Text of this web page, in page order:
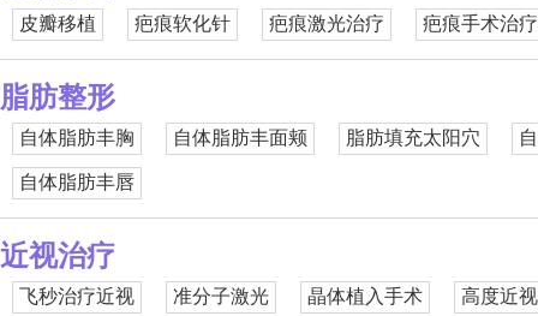
皮瓣移植 疤痕软化针 疤痕激光治疗 疤痕手术治疗
脂肪整形
自体脂肪丰胸 自体脂肪丰面颊 脂肪填充太阳穴
自体脂肪丰唇
近视治疗
飞秒治疗近视 准分子激光 晶体植入手术 高度近视